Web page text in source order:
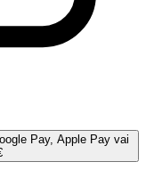
Pay, Apple Pay vai